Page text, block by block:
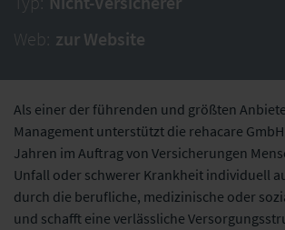
Web: zur Website
Als einer der führenden und größten
Management unterstützt die rehacare
Jahren im Auftrag von Versicherungen
Unfall oder schwerer Krankheit individuell
durch die berufliche, medizinische oder
und schafft eine verlässliche